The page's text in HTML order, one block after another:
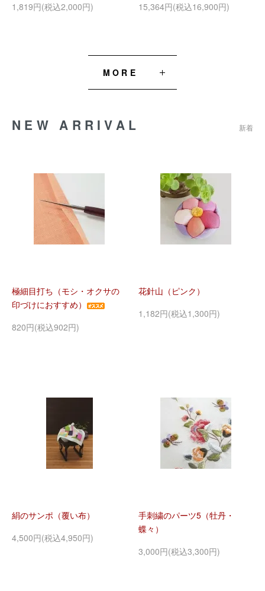
1,819円(税込2,000円)
15,364円(税込16,900円)
MORE
NEW ARRIVAL 新着
極細目打ち（モシ・オクサの
印づけにおすすめ）
820円(税込902円)
花針山（ピンク）
1,182円(税込1,300円)
絹のサンポ（覆い布）
4,500円(税込4,950円)
手刺繍のパーツ5（牡丹・
蝶々）
3,000円(税込3,300円)